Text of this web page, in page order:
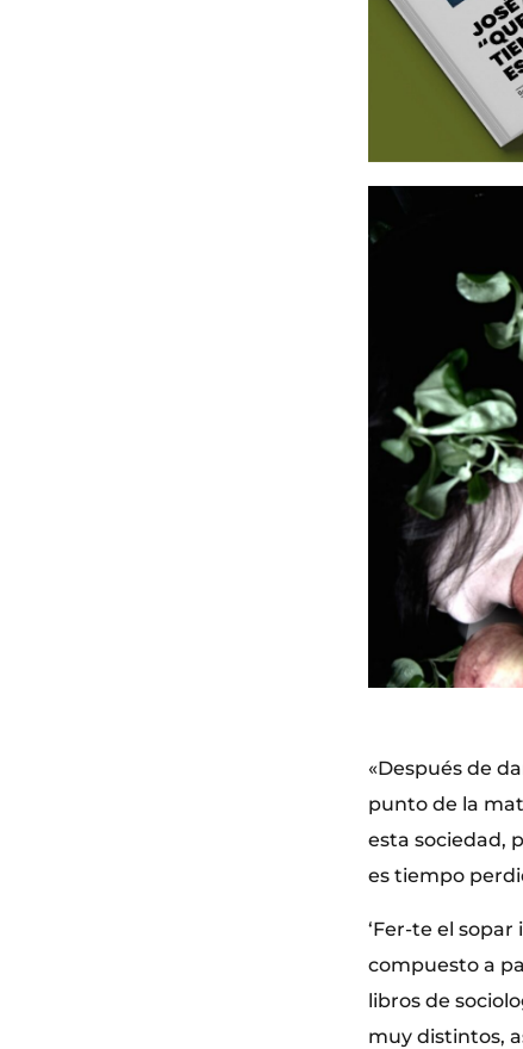
«Después de
punto de la
esta sociedad,
es tiempo
‘Fer-te el
compuesto a
libros de
muy distintos,